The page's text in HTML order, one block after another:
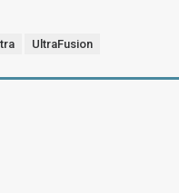
UltraFusion